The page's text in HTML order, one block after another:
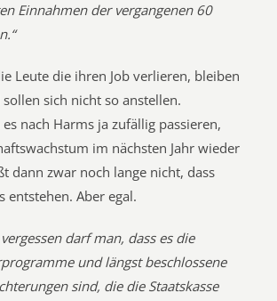
Einnahmen der vergangenen 60
Leute die ihren Job verlieren, bleiben
sich nicht so anstellen.
nach Harms ja zufällig passieren,
im nächsten Jahr wieder
dann zwar noch lange nicht, dass
entstehen. Aber egal.
darf man, dass es die
und längst beschlossene
sind, die die Staatskasse